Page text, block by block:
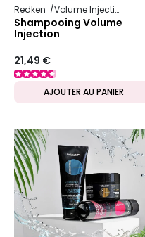
Redken Volume Injection
Shampooing Volume
Injection
21,49 €
AJOUTER AU PANIER